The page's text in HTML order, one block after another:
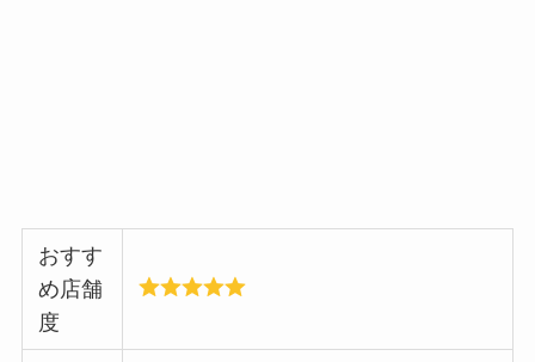
おすす
め店舗
度